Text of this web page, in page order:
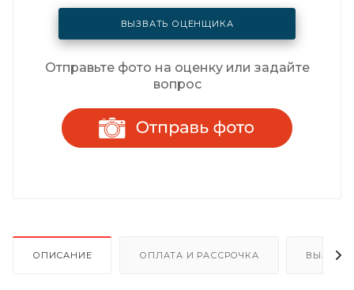
ВЫЗВАТЬ ОЦЕНЩИКА
Отправьте фото на оценку или задайте
вопрос
ОПИСАНИЕ ОПЛАТА И РАССРОЧКА ВЫЗОВ